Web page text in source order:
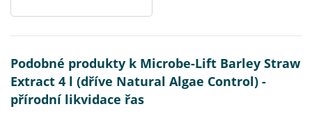
Podobné produkty k Microbe-Lift Barley Straw
Extract 4 l (dříve Natural Algae Control) -
přírodní likvidace řas